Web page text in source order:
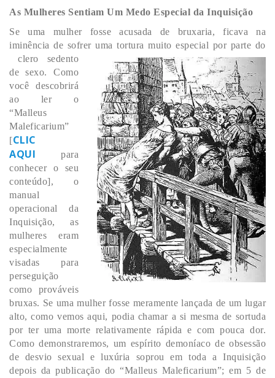
As Mulheres Sentiam Um Medo Especial da Inquisição
Se uma mulher fosse acusada de bruxaria, ficava na
iminência de sofrer uma tortura muito especial por parte do
clero sedento
de sexo. Como
você descobrirá
ao ler o
“Malleus
Maleficarium”
[CLIC
AQUI para
conhecer o seu
conteúdo], o
manual
operacional da
Inquisição, as
mulheres eram
especialmente
visadas para
perseguição
como prováveis
bruxas. Se uma mulher fosse meramente lançada de um lugar
alto, como vemos aqui, podia chamar a si mesma de sortuda
por ter uma morte relativamente rápida e com pouca dor.
Como demonstraremos, um espírito demoníaco de obsessão
de desvio sexual e luxúria soprou em toda a Inquisição
depois da publicação do “Malleus Maleficarium”; em 5 de